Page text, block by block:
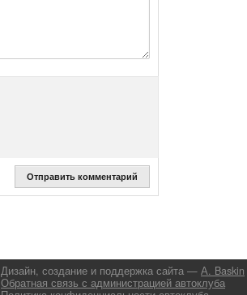
Отправить комментарий
Дизайн, создание и поддержка сайта — А. Baskin
Обратная связь с администрацией автоклуба